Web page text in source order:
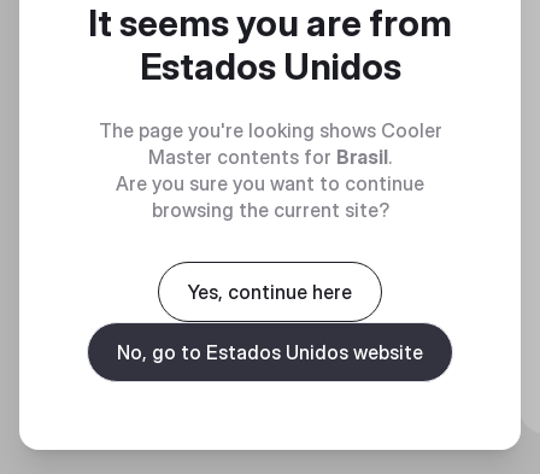
GX GOLD 650 FULL MODULAR
Full Modular 80 Plus Gold ATX Power Supply Unit
Discover
It seems you are from
Estados Unidos
The page you're looking shows Cooler
Master contents for Brasil.
Are you sure you want to continue
browsing the current site?
Yes, continue here
No, go to Estados Unidos website